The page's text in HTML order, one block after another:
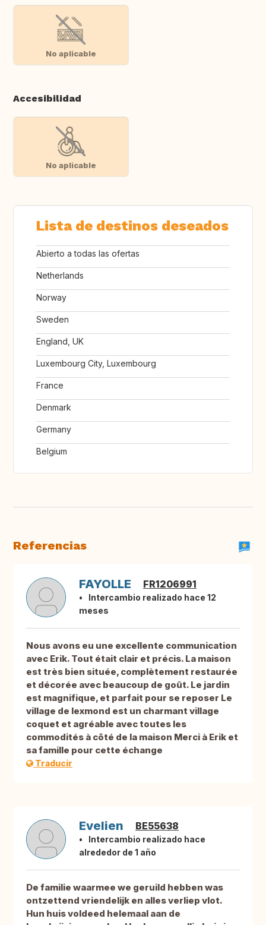
No aplicable
Accesibilidad
No aplicable
Lista de destinos deseados
Abierto a todas las ofertas
Netherlands
Norway
Sweden
England, UK
Luxembourg City, Luxembourg
France
Denmark
Germany
Belgium
Referencias
FAYOLLE FR1206991
Intercambio realizado hace 12
meses
Nous avons eu une excellente communication
avec Erik. Tout était clair et précis. La maison
est très bien située, complètement restaurée
et décorée avec beaucoup de goût. Le jardin
est magnifique, et parfait pour se reposer Le
village de lexmond est un charmant village
coquet et agréable avec toutes les
commodités à côté de la maison Merci à Erik et
sa famille pour cette échange
Traducir
Evelien BE55638
Intercambio realizado hace
alrededor de 1 año
De familie waarmee we geruild hebben was
ontzettend vriendelijk en alles verliep vlot.
Hun huis voldeed helemaal aan de